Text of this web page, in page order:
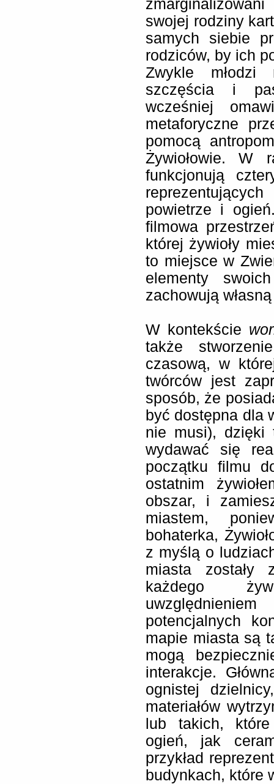
swojej rodziny
samych siebie
rodziców, by ich
Zwykle młodzi
szczęścia i
wcześniej
metaforyczne
pomocą
Żywiołowie. W
funkcjonują
powietrze i
filmowa
której żywioły
to miejsce w
elementy
zachowują
W kontekście
także
czasową, w
twórców jest
sposób, że
być dostępna dla
nie musi), dzięki
wydawać się
początku filmu
ostatnim
obszar, i
miastem,
bohaterka,
z myślą o
miasta zostały
każdego
potencjalnych
mapie miasta są
mogą
interakcje.
ognistej
materiałów
lub takich,
ogień, jak
przykład
budynkach, które